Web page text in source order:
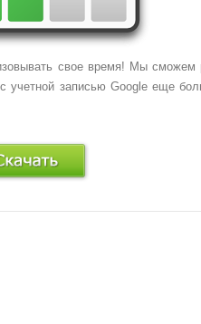
свое время! Мы сможем
учетной записью Googleеще